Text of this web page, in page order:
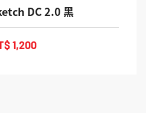
DC 2.0 黑
1,200